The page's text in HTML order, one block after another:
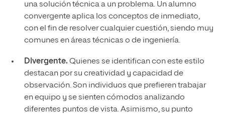
una solución técnica a un problema. Un alumno
convergente aplica los conceptos de inmediato,
con el fin de resolver cualquier cuestión, siendo muy
comunes en áreas técnicas o de ingeniería.
Divergente. Quienes se identifican con este estilo
destacan por su creatividad y capacidad de
observación. Son individuos que prefieren trabajar
en equipo y se sienten cómodos analizando
diferentes puntos de vista. Asimismo, su punto